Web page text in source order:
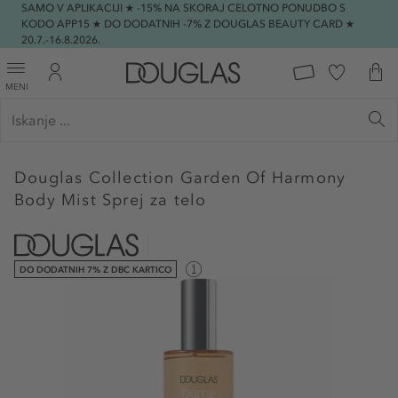
SAMO V APLIKACIJI ★ -15% NA SKORAJ CELOTNO PONUDBO S
KODO APP15 ★ DO DODATNIH -7% Z DOUGLAS BEAUTY CARD ★
20.7.-16.8.2026.
MENI
Douglas Collection Garden Of Harmony
Body Mist Sprej za telo
DO DODATNIH 7% Z DBC KARTICO